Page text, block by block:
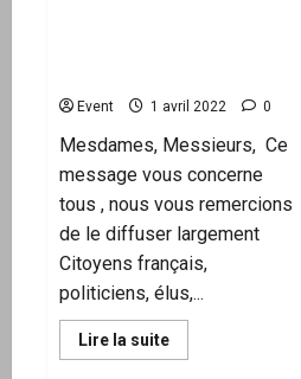
«Tous
Macron,
ça
donnera
Macron… »
Marijane
Event 1 avril 2022 0
Mesdames, Messieurs, Ce
message vous concerne
tous , nous vous remercions
de le diffuser largement
Citoyens français,
politiciens, élus,...
Lire la suiteEn
savoir